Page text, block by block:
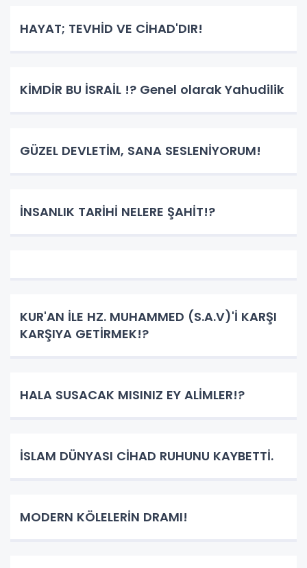
HAYAT; TEVHİD VE CİHAD'DIR!
KİMDİR BU İSRAİL !? Genel olarak Yahudilik
GÜZEL DEVLETİM, SANA SESLENİYORUM!
İNSANLIK TARİHİ NELERE ŞAHİT!?
KUR'AN İLE HZ. MUHAMMED (S.A.V)'İ KARŞI
KARŞIYA GETİRMEK!?
HALA SUSACAK MISINIZ EY ALİMLER!?
İSLAM DÜNYASI CİHAD RUHUNU KAYBETTİ.
MODERN KÖLELERİN DRAMI!